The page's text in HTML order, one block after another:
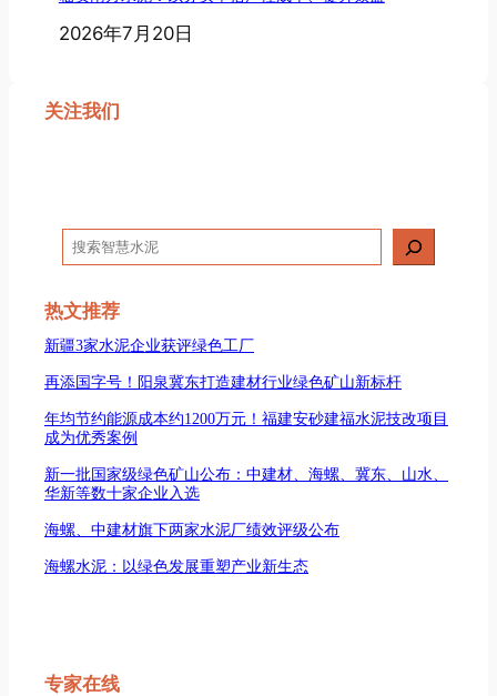
2026年7月20日
关注我们
搜
索
热文推荐
新疆3家水泥企业获评绿色工厂
再添国字号！阳泉冀东打造建材行业绿色矿山新标杆
年均节约能源成本约1200万元！福建安砂建福水泥技改项目
成为优秀案例
新一批国家级绿色矿山公布：中建材、海螺、冀东、山水、
华新等数十家企业入选
海螺、中建材旗下两家水泥厂绩效评级公布
海螺水泥：以绿色发展重塑产业新生态
专家在线